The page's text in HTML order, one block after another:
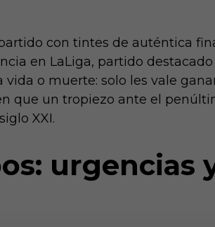
con tintes de auténtica
en LaLiga, partido
o muerte: solo les vale
que un tropiezo ante el
XXI.
urgencias